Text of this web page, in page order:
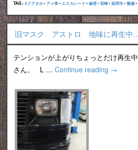
TAG : 2ドアタホ•アメ車•エスカレード•修理•宮崎•延岡市•整備•
旧マスク アストロ 地味に再生
テンションが上がりちょっとだけ再生
さん。 L … Continue reading →